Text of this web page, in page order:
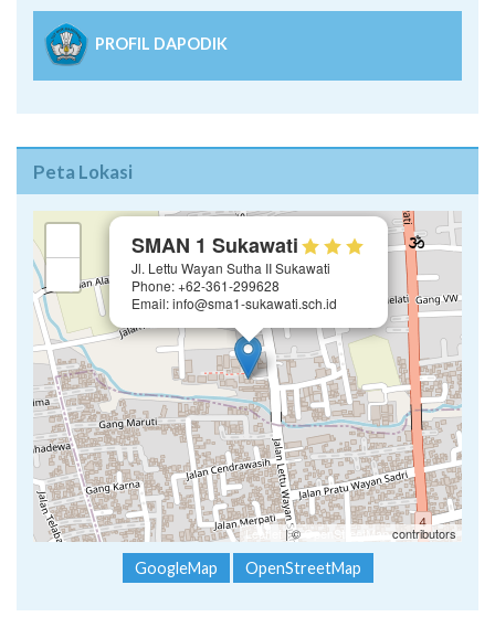
PROFIL DAPODIK
Peta Lokasi
SMAN 1 Sukawati
Jl. Lettu Wayan Sutha II Sukawati
Phone: +62-361-299628
Email: info@sma1-sukawati.sch.id
Leaflet | ©OpenStreetMapcontributors
GoogleMap OpenStreetMap